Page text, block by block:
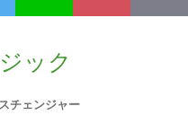
ック
チェンジャー